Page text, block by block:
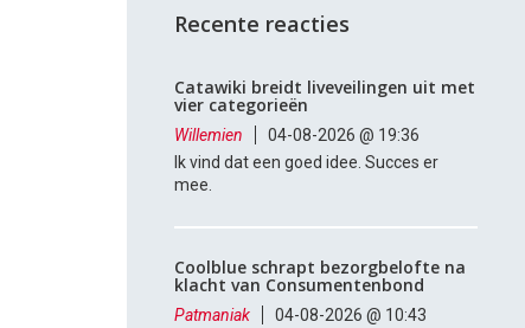
Recente reacties
Catawiki breidt liveveilingen uit met
vier categorieën
Willemien
04-08-2026 @ 19:36
Ik vind dat een goed idee. Succes er
mee.
Coolblue schrapt bezorgbelofte na
klacht van Consumentenbond
Patmaniak
04-08-2026 @ 10:43